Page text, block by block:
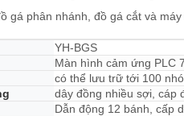
gá phân nhánh, đồ gá cắt và máy
YH-BGS
Màn hình cảm ứng PLC
có thể lưu trữ tới 100
dây đồng nhiều sợi, cáp
Dẫn động 12 bánh, cấp